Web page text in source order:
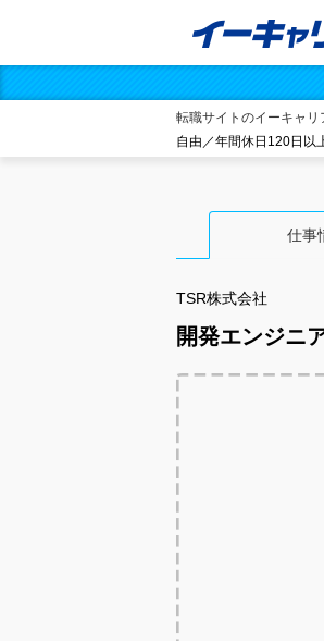
転職サイトのイーキャリ
自由／年間休日120日
仕事
TSR株式会社
開発エンジニ